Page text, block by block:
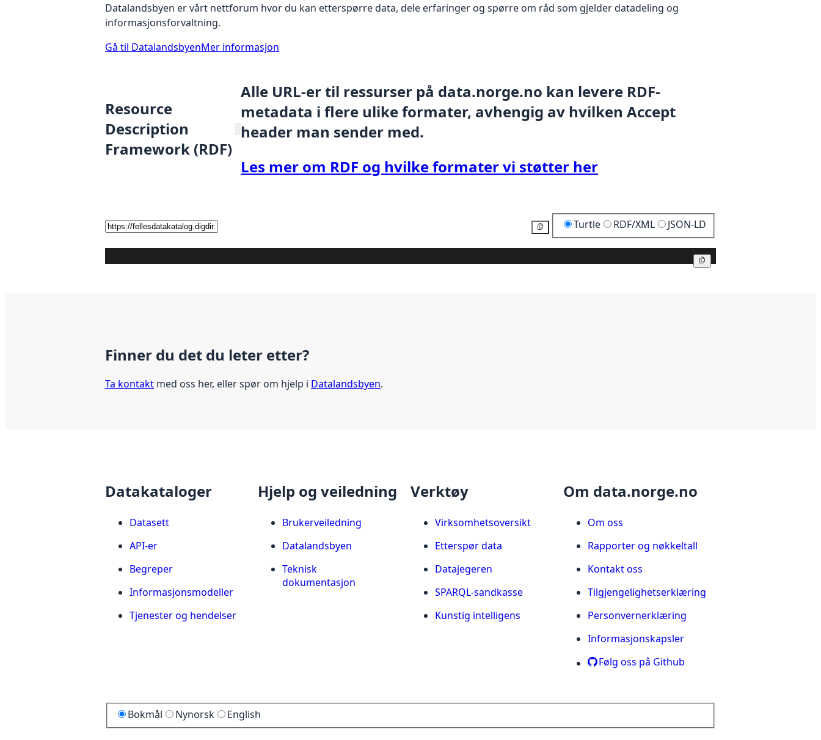
Datalandsbyen er vårt nettforum hvor du kan etterspørre data, dele erfaringer og spørre om råd som gjelder datadeling og
informasjonsforvaltning.
Gå til DatalandsbyenMer informasjon
Resource
Description
Framework (RDF)
Alle URL-er til ressurser på data.norge.no kan levere RDF-
metadata i flere ulike formater, avhengig av hvilken Accept
header man sender med.
Les mer om RDF og hvilke formater vi støtter her
Kopier Turtle RDF/XML JSON-LD
Finner du det du leter etter?
Ta kontakt med oss her, eller spør om hjelp i Datalandsbyen.
Datakataloger
Datasett
API-er
Begreper
Informasjonsmodeller
Tjenester og hendelser
Hjelp og veiledning
Brukerveiledning
Datalandsbyen
Teknisk
dokumentasjon
Verktøy
Virksomhetsoversikt
Etterspør data
Datajegeren
SPARQL-sandkasse
Kunstig intelligens
Om data.norge.no
Om oss
Rapporter og nøkkeltall
Kontakt oss
Tilgjengelighetserklæring
Personvernerklæring
Informasjonskapsler
Følg oss på Github
Bokmål Nynorsk English